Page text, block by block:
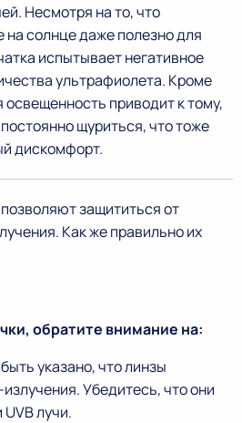
Несмотря на то, что
солнце даже полезно для
испытывает негативное
ультрафиолета. Кроме
приводит к тому,
щуриться, что тоже
дискомфорт.
защититься от
Как же правильно их
обратите внимание на:
указано, что линзы
Убедитесь, что они
лучи.